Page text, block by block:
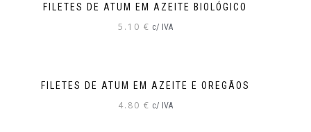
FILETES DE ATUM EM AZEITE BIOLÓGICO
5.10 € c/ IVA
FILETES DE ATUM EM AZEITE E OREGÃOS
4.80 € c/ IVA